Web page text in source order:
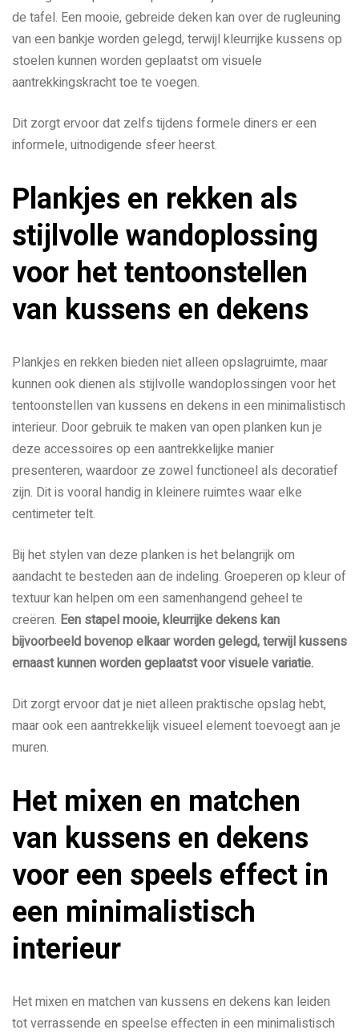
de tafel. Een mooie, gebreide deken kan over de rugleuning
van een bankje worden gelegd, terwijl kleurrijke kussens op
stoelen kunnen worden geplaatst om visuele
aantrekkingskracht toe te voegen.
Dit zorgt ervoor dat zelfs tijdens formele diners er een
informele, uitnodigende sfeer heerst.
Plankjes en rekken als
stijlvolle wandoplossing
voor het tentoonstellen
van kussens en dekens
Plankjes en rekken bieden niet alleen opslagruimte, maar
kunnen ook dienen als stijlvolle wandoplossingen voor het
tentoonstellen van kussens en dekens in een minimalistisch
interieur. Door gebruik te maken van open planken kun je
deze accessoires op een aantrekkelijke manier
presenteren, waardoor ze zowel functioneel als decoratief
zijn. Dit is vooral handig in kleinere ruimtes waar elke
centimeter telt.
Bij het stylen van deze planken is het belangrijk om
aandacht te besteden aan de indeling. Groeperen op kleur of
textuur kan helpen om een samenhangend geheel te
creëren. Een stapel mooie, kleurrijke dekens kan
bijvoorbeeld bovenop elkaar worden gelegd, terwijl kussens
ernaast kunnen worden geplaatst voor visuele variatie.
Dit zorgt ervoor dat je niet alleen praktische opslag hebt,
maar ook een aantrekkelijk visueel element toevoegt aan je
muren.
Het mixen en matchen
van kussens en dekens
voor een speels effect in
een minimalistisch
interieur
Het mixen en matchen van kussens en dekens kan leiden
tot verrassende en speelse effecten in een minimalistisch